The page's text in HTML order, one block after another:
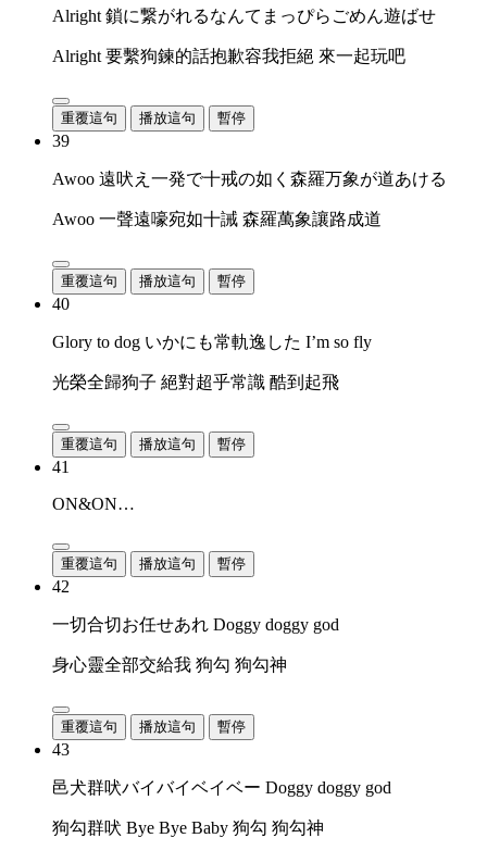
Alright 鎖に繋がれるなんてまっぴらごめん遊ばせ
Alright 要繫狗鍊的話抱歉容我拒絕 來一起玩吧
重覆這句 播放這句 暫停
39
Awoo 遠吠え一発で十戒の如く森羅万象が道あける
Awoo 一聲遠嚎宛如十誡 森羅萬象讓路成道
重覆這句 播放這句 暫停
40
Glory to dog いかにも常軌逸した I’m so fly
光榮全歸狗子 絕對超乎常識 酷到起飛
重覆這句 播放這句 暫停
41
ON&ON…
重覆這句 播放這句 暫停
42
一切合切お任せあれ Doggy doggy god
身心靈全部交給我 狗勾 狗勾神
重覆這句 播放這句 暫停
43
邑犬群吠バイバイベイベー Doggy doggy god
狗勾群吠 Bye Bye Baby 狗勾 狗勾神